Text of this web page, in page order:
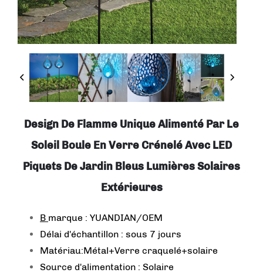
Design De Flamme Unique Alimenté Par Le
Soleil Boule En Verre Crénelé Avec LED
Piquets De Jardin Bleus Lumières Solaires
Extérieures
B marque : YUANDIAN/OEM
Délai d'échantillon : sous 7 jours
Matériau:Métal+Verre craquelé+solaire
Source d'alimentation : Solaire